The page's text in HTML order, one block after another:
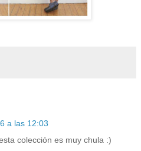
a las 12:03
colección es muy chula :)